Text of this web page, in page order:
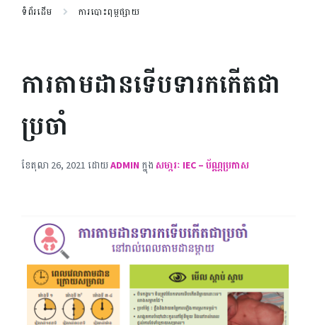
ទំព័រដើម ការបោះពុម្ពផ្សាយ
ការតាមដានទើបទារកកើតជា
ប្រចាំ
ខែ​តុលា 26, 2021 ដោយADMIN ក្នុង សមា្ភរៈ IEC – ប័ណ្ណប្រកាស